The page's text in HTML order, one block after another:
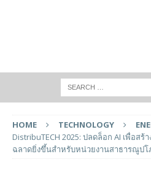
HOME TECHNOLOGY
DistribuTECH 2025: ปลดล็อก AI เพื่อส
ฉลาดยิ่งขึ้นสำหรับหน่วยงานสาธารณูป